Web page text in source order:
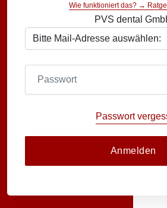
Wie funktioniert das? →
PVS dental
Passwort
Anmelden